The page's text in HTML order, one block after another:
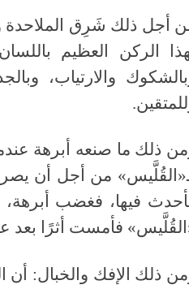
أجل ذلك شَرِق الملاحدة
الركن العظيم
والارتياب،
ذلك ما صنعه أبرهة
من أجل أن
فيها، فغضب أبرهة،
فأمست أثرًا بعد
ذلك الإفك والخبال: أن